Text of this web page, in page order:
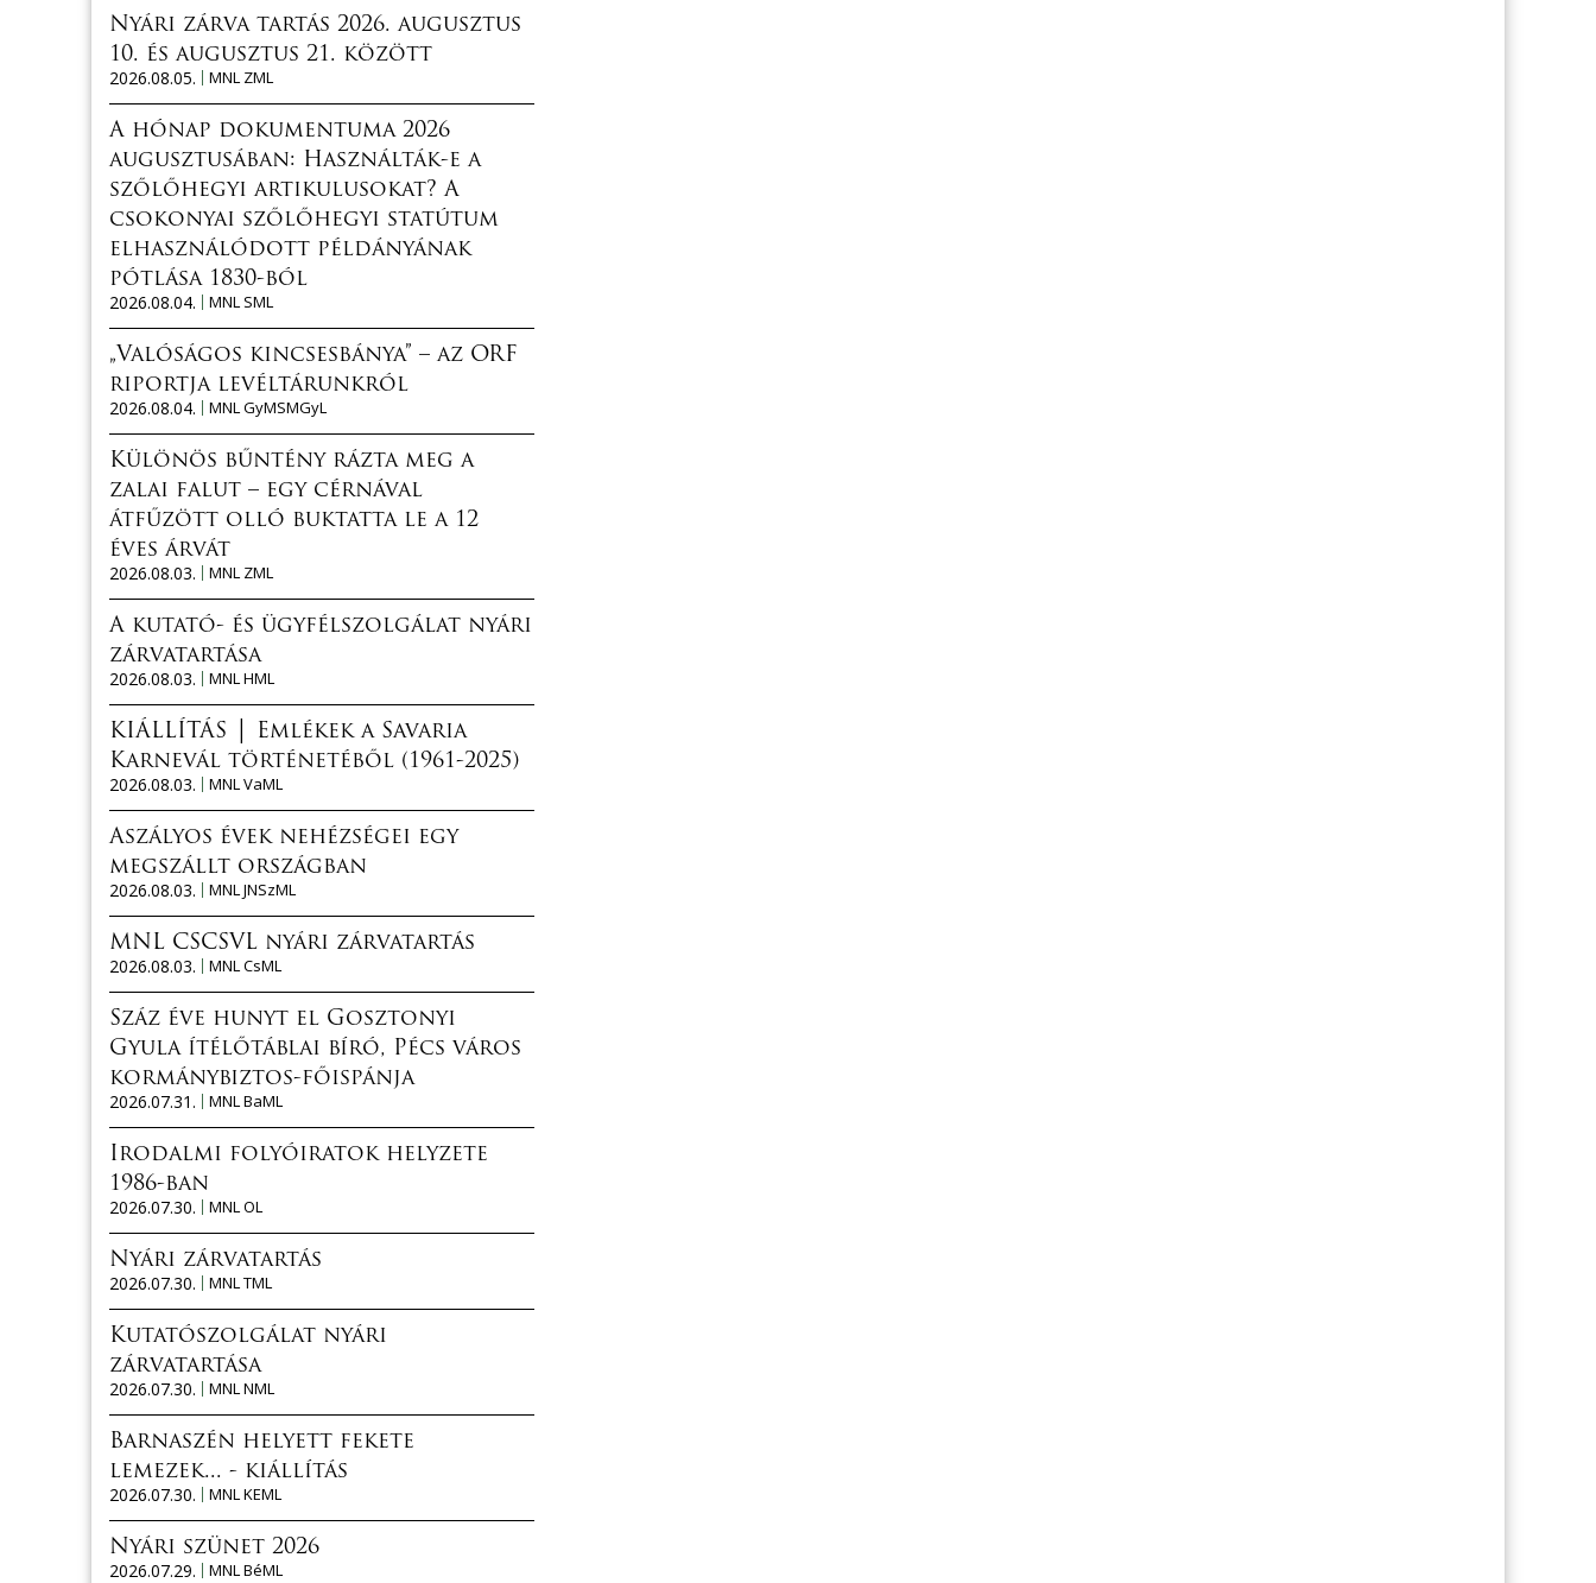
Nyári zárva tartás 2026. augusztus
10. és augusztus 21. között
2026.08.05.
MNL ZML
A hónap dokumentuma 2026
augusztusában: Használták-e a
szőlőhegyi artikulusokat? A
csokonyai szőlőhegyi statútum
elhasználódott példányának
pótlása 1830-ból
2026.08.04.
MNL SML
„Valóságos kincsesbánya” – az ORF
riportja levéltárunkról
2026.08.04.
MNL GyMSMGyL
Különös bűntény rázta meg a
zalai falut – egy cérnával
átfűzött olló buktatta le a 12
éves árvát
2026.08.03.
MNL ZML
A kutató- és ügyfélszolgálat nyári
zárvatartása
2026.08.03.
MNL HML
KIÁLLÍTÁS │ Emlékek a Savaria
Karnevál történetéből (1961-2025)
2026.08.03.
MNL VaML
Aszályos évek nehézségei egy
megszállt országban
2026.08.03.
MNL JNSzML
MNL CSCSVL nyári zárvatartás
2026.08.03.
MNL CsML
Száz éve hunyt el Gosztonyi
Gyula ítélőtáblai bíró, Pécs város
kormánybiztos-főispánja
2026.07.31.
MNL BaML
Irodalmi folyóiratok helyzete
1986-ban
2026.07.30.
MNL OL
Nyári zárvatartás
2026.07.30.
MNL TML
Kutatószolgálat nyári
zárvatartása
2026.07.30.
MNL NML
Barnaszén helyett fekete
lemezek... - kiállítás
2026.07.30.
MNL KEML
Nyári szünet 2026
2026.07.29.
MNL BéML